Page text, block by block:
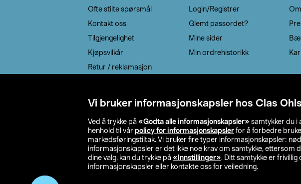
Vi bruker informasjonskapsler hos Clas
Ved å trykke på «Godta alle informasjonskapsler» samtykker du i
henhold til vår policy for informasjonskapsler for å forbedre
markedsføringstiltak. Vi bruker fire typer informasjonskapsler:
informasjonskapsler er det ikke noe krav om samtykke,
dine valg, kan du trykke på «Innstillinger». Ditt samtykke er frivillig
informasjonskapsler eller kontakte oss for veiledning.
Ofte stilte spørsmål
Kontakt oss
Tilgjengelighet
Kjøpsvilkår
Retur / reklamasjon
Login/Registrer
Glemt passordet?
Mine sider
Min ordrehistorikk